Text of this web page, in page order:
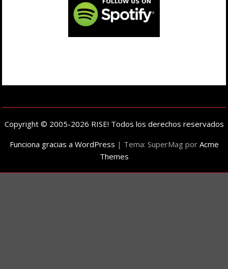
Copyright © 2005-2026 RISE! Todos los derechos reservados
Funciona gracias a WordPress | Tema: SuperMag por Acme
Themes